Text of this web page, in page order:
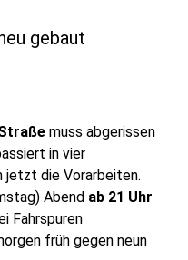
gebaut
muss abgerissen
in vier
jetzt die Vorarbeiten.
Abend ab 21 Uhr
Fahrspuren
früh gegen neun